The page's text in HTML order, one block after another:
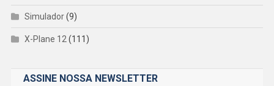
Simulador(9)
X-Plane 12(111)
ASSINE NOSSA NEWSLETTER